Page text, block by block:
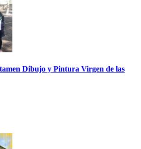
Dibujo y Pintura Virgen de las